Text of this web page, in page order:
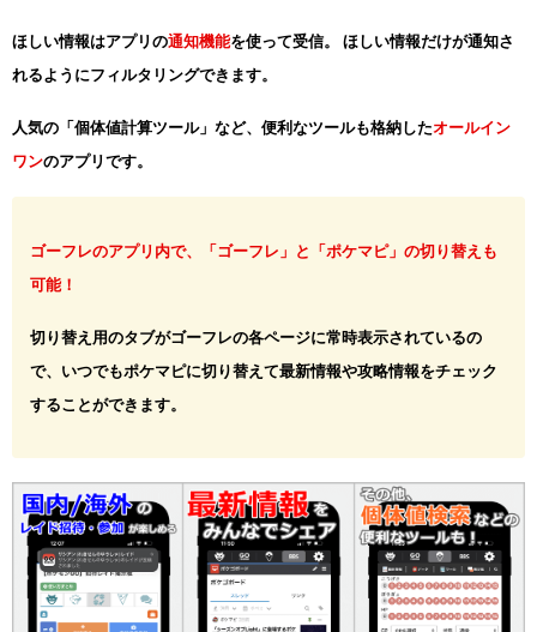
ほしい情報はアプリの通知機能を使って受信。 ほしい情報だけが通知さ
れるようにフィルタリングできます。
人気の「個体値計算ツール」など、便利なツールも格納したオールイン
ワンのアプリです。
ゴーフレのアプリ内で、「ゴーフレ」と「ポケマピ」の切り替えも
可能！
切り替え用のタブがゴーフレの各ページに常時表示されているの
で、いつでもポケマピに切り替えて最新情報や攻略情報をチェック
することができます。